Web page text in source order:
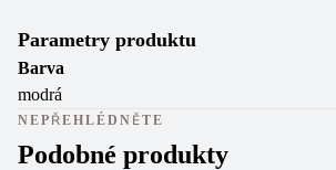
Parametry produktu
Barva
modrá
NEPŘEHLÉDNĚTE
Podobné produkty